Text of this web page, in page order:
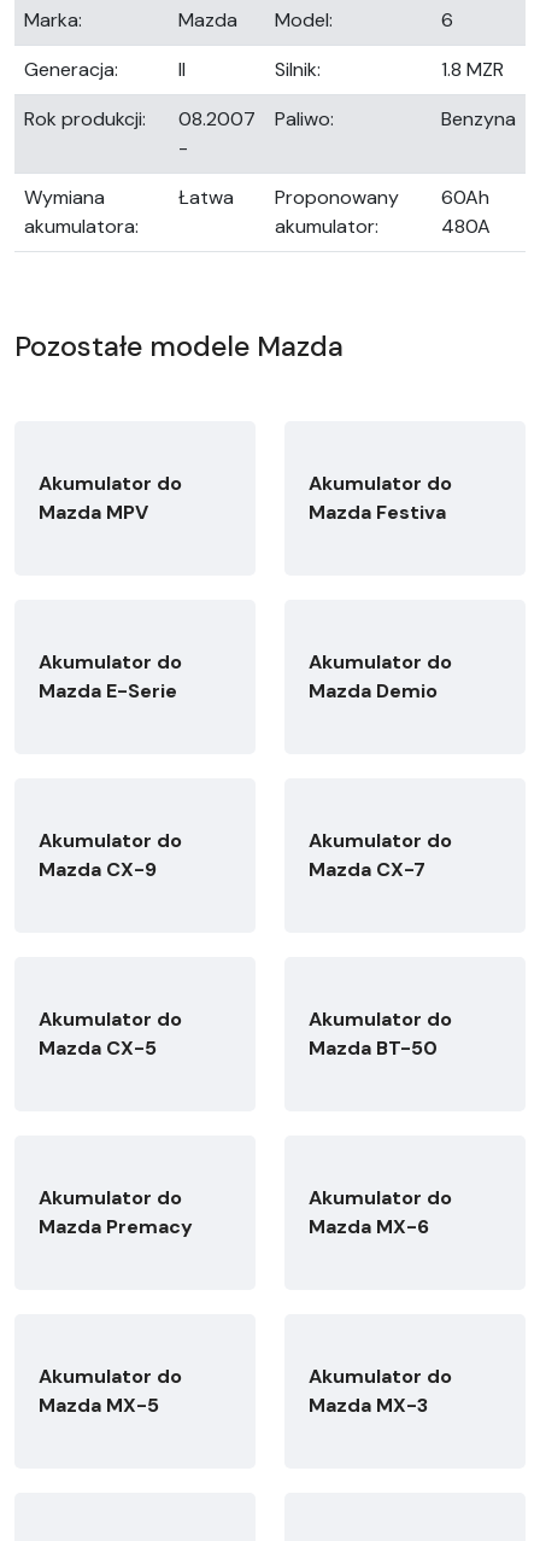
Marka: Mazda Model:
6
Generacja:
II Silnik:
1.8 MZR
Rok produkcji:
08.2007
-
Paliwo: Benzyna
Wymiana
akumulatora:
Łatwa
Proponowany
akumulator:
60Ah
480A
Pozostałe modele Mazda
Akumulator do
Mazda MPV
Akumulator do
Mazda Festiva
Akumulator do
Mazda E-Serie
Akumulator do
Mazda Demio
Akumulator do
Mazda CX-9
Akumulator do
Mazda CX-7
Akumulator do
Mazda CX-5
Akumulator do
Mazda BT-50
Akumulator do
Mazda Premacy
Akumulator do
Mazda MX-6
Akumulator do
Mazda MX-5
Akumulator do
Mazda MX-3